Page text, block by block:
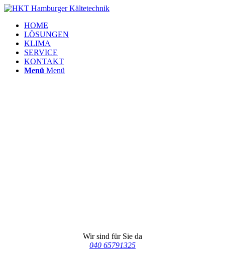
HOME
LÖSUNGEN
KLIMA
SERVICE
KONTAKT
Menü Menü
Wir sind für Sie da
040 65791325